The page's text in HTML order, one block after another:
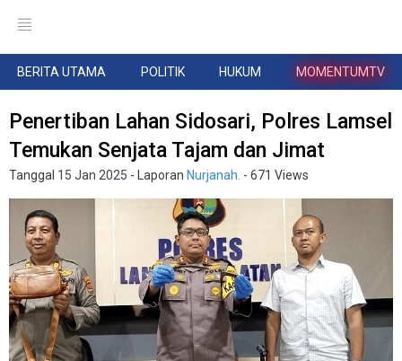
BERITA UTAMA POLITIK HUKUM MOMENTUMTV
Penertiban Lahan Sidosari, Polres Lamsel
Temukan Senjata Tajam dan Jimat
Tanggal 15 Jan 2025 - Laporan Nurjanah. - 671 Views